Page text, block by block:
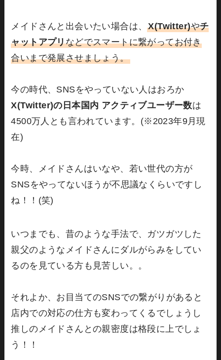
メイドさんと出会いたい場合は、X(Twitter)やチ
ャットアプリなどでスマートに繋がってお付き
合いまで発展させましょう。
今の時代、SNSをやっていない人はおろか
X(Twitter)の日本国内 アクティブユーザー数は
4500万人とも言われています。(※2023年9月現
在)
今時、メイドさんはいなや、若い世代の方が
SNSをやってないほうが不思議なくらいですし
ね！！(笑)
いつまでも、昔のような手法で、ガツガツした
親父のようなメイドさんにダルがらみをしてい
るのを見ている方も見苦しい。。
それよか、お目当てのSNSでの繋がりがあると
店内での対応の仕方も変わってくるでしょうし
推しのメイドさんとの親密度は格段に上でしょ
う！！